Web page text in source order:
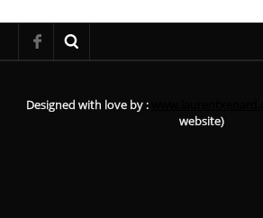
Designed with love by :
website)